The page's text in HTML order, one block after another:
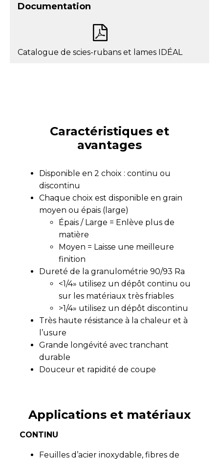
Documentation
Catalogue de scies-rubans et lames IDÉAL
Caractéristiques et
avantages
Disponible en 2 choix : continu ou
discontinu
Chaque choix est disponible en grain
moyen ou épais (large)
Épais / Large = Enlève plus de
matière
Moyen = Laisse une meilleure
finition
Dureté de la granulométrie 90/93 Ra
<1/4» utilisez un dépôt continu ou
sur les matériaux très friables
>1/4» utilisez un dépôt discontinu
Très haute résistance à la chaleur et à
l’usure
Grande longévité avec tranchant
durable
Douceur et rapidité de coupe
Applications et matériaux
CONTINU
Feuilles d’acier inoxydable, fibres de